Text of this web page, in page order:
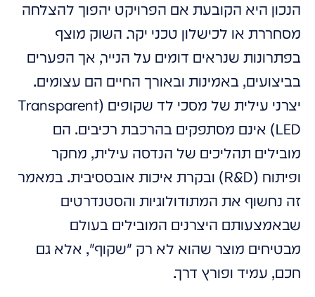
הנכון היא הקובעת אם הפרויקט יהפוך להצלחה
מסחררת או לכישלון טכני יקר. השוק מוצף
בפתרונות שנראים דומים על הנייר, אך הפערים
בביצועים, באמינות ובאורך החיים הם עצומים.
יצרני עילית של מסכי לד שקופים (Transparent
LED) אינם מסתפקים בהרכבת רכיבים. הם
מובילים תהליכים של הנדסה עילית, מחקר
ופיתוח (R&D) ובקרת איכות אובססיבית. במאמר
זה נחשוף את המתודולוגיות והסטנדרטים
שבאמצעותם היצרנים המובילים בעולם
מבטיחים מוצר שהוא לא רק "שקוף", אלא גם
חכם, עמיד ופורץ דרך.